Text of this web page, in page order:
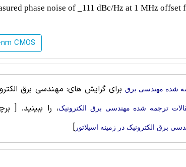
phase noise of _111 dBc/Hz at 1 MHz offset
CMOS
شده مهندسی برق برای گرایش های: مهندسی برق
ترجمه شده مهندسی برق الکترونیک، را ببینید. [
برق الکترونیک در زمینه اسیلاتور ]